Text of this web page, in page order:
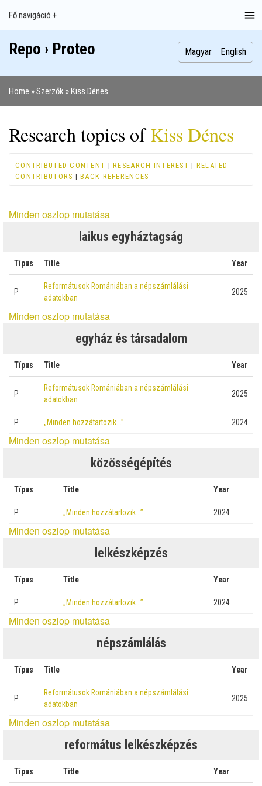
Main
navigation
Fő navigáció +
Index
Publikációk
Szakdolgozatok
Képek
Szerzők
Repo › Proteo Magyar English
Home Szerzők Kiss Dénes
Research topics ofKiss Dénes
CONTRIBUTED CONTENT |RESEARCH INTEREST | RELATED
CONTRIBUTORS |BACK REFERENCES
Minden oszlop mutatása
laikus egyháztagság
Típus Title Year
P
Reformátusok Romániában a népszámlálási
adatokban
2025
Minden oszlop mutatása
egyház és társadalom
Típus Title Year
P
Reformátusok Romániában a népszámlálási
adatokban
2025
P „Minden hozzátartozik…” 2024
Minden oszlop mutatása
közösségépítés
Típus Title Year
P „Minden hozzátartozik…” 2024
Minden oszlop mutatása
lelkészképzés
Típus Title Year
P „Minden hozzátartozik…” 2024
Minden oszlop mutatása
népszámlálás
Típus Title Year
P
Reformátusok Romániában a népszámlálási
adatokban
2025
Minden oszlop mutatása
református lelkészképzés
Típus Title Year